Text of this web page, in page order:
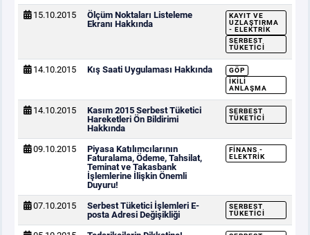
15.10.2015
Ölçüm Noktaları Listeleme
Ekranı Hakkında
KAYIT VE
UZLAŞTIRMA
- ELEKTRIK
SERBEST
TÜKETICI
14.10.2015 Kış Saati Uygulaması Hakkında
GÖP
İKILI
ANLAŞMA
14.10.2015
Kasım 2015 Serbest Tüketici
Hareketleri Ön Bildirimi
Hakkında
SERBEST
TÜKETICI
09.10.2015
Piyasa Katılımcılarının
Faturalama, Ödeme, Tahsilat,
Teminat ve Takasbank
İşlemlerine İlişkin Önemli
Duyuru!
FINANS -
ELEKTRIK
07.10.2015
Serbest Tüketici İşlemleri E-
posta Adresi Değişikliği
SERBEST
TÜKETICI